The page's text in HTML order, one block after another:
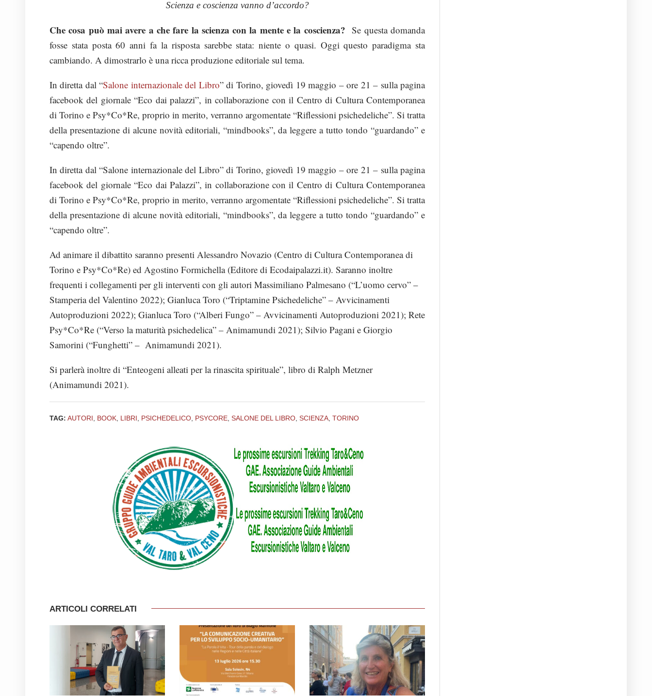
Scienza e coscienza vanno d’accordo?
Che cosa può mai avere a che fare la scienza con la mente e la coscienza? Se questa domanda
fosse stata posta 60 anni fa la risposta sarebbe stata: niente o quasi. Oggi questo paradigma sta
cambiando. A dimostrarlo è una ricca produzione editoriale sul tema.
In diretta dal “Salone internazionale del Libro” di Torino, giovedì 19 maggio – ore 21 – sulla pagina
facebook del giornale “Eco dai palazzi”, in collaborazione con il Centro di Cultura Contemporanea
di Torino e Psy*Co*Re, proprio in merito, verranno argomentate “Riflessioni psichedeliche”. Si tratta
della presentazione di alcune novità editoriali, “mindbooks”, da leggere a tutto tondo “guardando” e
“capendo oltre”.
In diretta dal “Salone internazionale del Libro” di Torino, giovedì 19 maggio – ore 21 – sulla pagina
facebook del giornale “Eco dai Palazzi”, in collaborazione con il Centro di Cultura Contemporanea
di Torino e Psy*Co*Re, proprio in merito, verranno argomentate “Riflessioni psichedeliche”. Si tratta
della presentazione di alcune novità editoriali, “mindbooks”, da leggere a tutto tondo “guardando” e
“capendo oltre”.
Ad animare il dibattito saranno presenti Alessandro Novazio (Centro di Cultura Contemporanea di
Torino e Psy*Co*Re) ed Agostino Formichella (Editore di Ecodaipalazzi.it). Saranno inoltre
frequenti i collegamenti per gli interventi con gli autori Massimiliano Palmesano (“L’uomo cervo” –
Stamperia del Valentino 2022); Gianluca Toro (“Triptamine Psichedeliche” – Avvicinamenti
Autoproduzioni 2022); Gianluca Toro (“Alberi Fungo” – Avvicinamenti Autoproduzioni 2021); Rete
Psy*Co*Re (“Verso la maturità psichedelica” – Animamundi 2021); Silvio Pagani e Giorgio
Samorini (“Funghetti” – Animamundi 2021).
Si parlerà inoltre di “Enteogeni alleati per la rinascita spirituale”, libro di Ralph Metzner
(Animamundi 2021).
TAG: AUTORI BOOK LIBRI PSICHEDELICO PSYCORE SALONE DEL LIBRO SCIENZA TORINO
ARTICOLI CORRELATI